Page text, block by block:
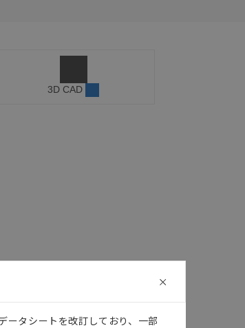
3D CAD
ータシートを改訂しており、一部